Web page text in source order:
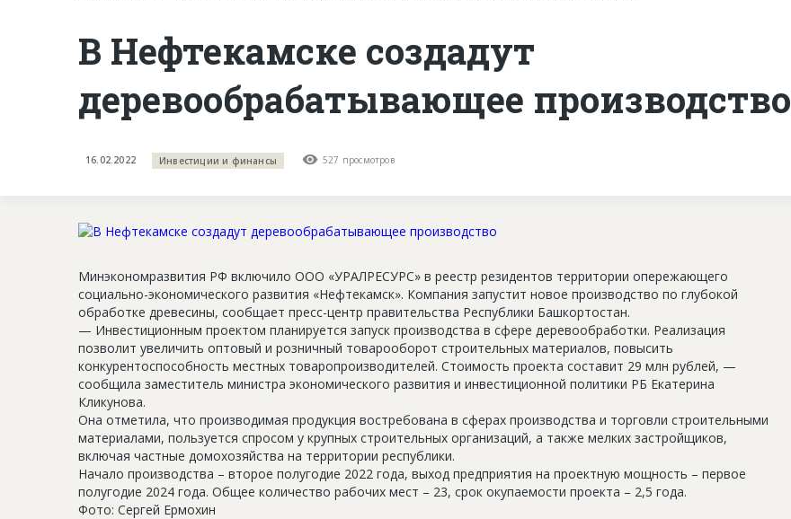
В Нефтекамске создадут
деревообрабатывающее производство
16.02.2022 Инвестиции и финансы 527 просмотров
Минэкономразвития РФ включило ООО «УРАЛРЕСУРС» в реестр резидентов территории опережающего
социально-экономического развития «Нефтекамск». Компания запустит новое производство по глубокой
обработке древесины, сообщает пресс-центр правительства Республики Башкортостан.
— Инвестиционным проектом планируется запуск производства в сфере деревообработки. Реализация
позволит увеличить оптовый и розничный товарооборот строительных материалов, повысить
конкурентоспособность местных товаропроизводителей. Стоимость проекта составит 29 млн рублей, —
сообщила заместитель министра экономического развития и инвестиционной политики РБ Екатерина
Кликунова.
Она отметила, что производимая продукция востребована в сферах производства и торговли строительными
материалами, пользуется спросом у крупных строительных организаций, а также мелких застройщиков,
включая частные домохозяйства на территории республики.
Начало производства – второе полугодие 2022 года, выход предприятия на проектную мощность – первое
полугодие 2024 года. Общее количество рабочих мест – 23, срок окупаемости проекта – 2,5 года.
Фото: Сергей Ермохин